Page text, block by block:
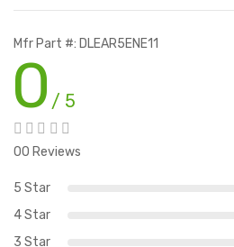
Mfr Part #: DLEAR5ENE11
0 / 5
00 Reviews
5 Star
4 Star
3 Star